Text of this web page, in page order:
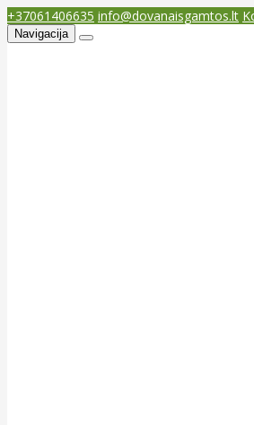
+37061406635 info@dovanaisgamtos.lt
Navigacija